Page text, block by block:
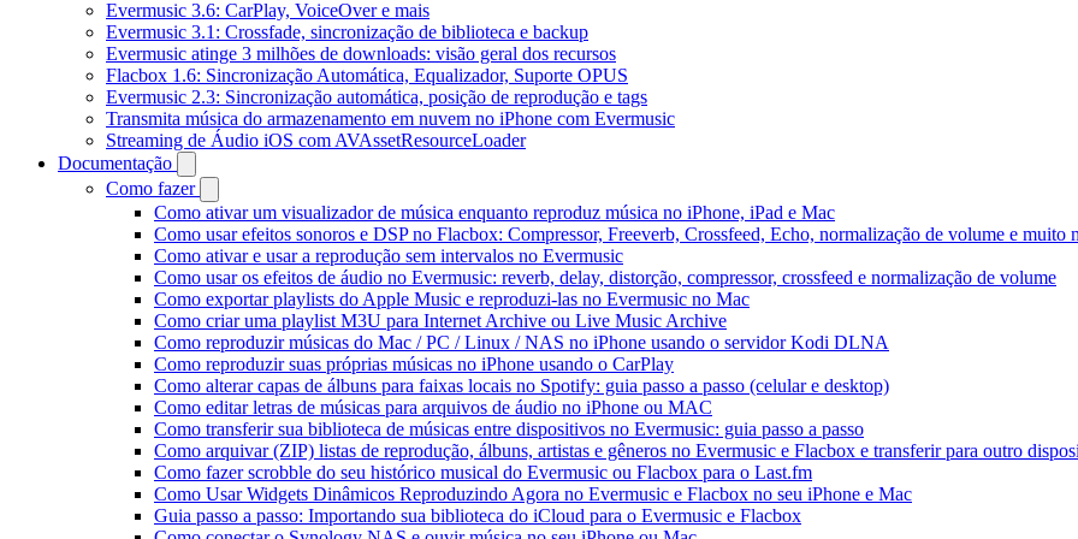
Evermusic 3.6: CarPlay, VoiceOver e mais
Evermusic 3.1: Crossfade, sincronização de biblioteca e backup
Evermusic atinge 3 milhões de downloads: visão geral dos recursos
Flacbox 1.6: Sincronização Automática, Equalizador, Suporte OPUS
Evermusic 2.3: Sincronização automática, posição de reprodução e tags
Transmita música do armazenamento em nuvem no iPhone com Evermusic
Streaming de Áudio iOS com AVAssetResourceLoader
Documentação
Como fazer
Como ativar um visualizador de música enquanto reproduz música no iPhone, iPad e Mac
Como usar efeitos sonoros e DSP no Flacbox: Compressor, Freeverb, Crossfeed, Echo, normalização de volume e muito
Como ativar e usar a reprodução sem intervalos no Evermusic
Como usar os efeitos de áudio no Evermusic: reverb, delay, distorção, compressor, crossfeed e normalização de volume
Como exportar playlists do Apple Music e reproduzi-las no Evermusic no Mac
Como criar uma playlist M3U para Internet Archive ou Live Music Archive
Como reproduzir músicas do Mac / PC / Linux / NAS no iPhone usando o servidor Kodi DLNA
Como reproduzir suas próprias músicas no iPhone usando o CarPlay
Como alterar capas de álbuns para faixas locais no Spotify: guia passo a passo (celular e desktop)
Como editar letras de músicas para arquivos de áudio no iPhone ou MAC
Como transferir sua biblioteca de músicas entre dispositivos no Evermusic: guia passo a passo
Como arquivar (ZIP) listas de reprodução, álbuns, artistas e gêneros no Evermusic e Flacbox e transferir para outro
Como fazer scrobble do seu histórico musical do Evermusic ou Flacbox para o Last.fm
Como Usar Widgets Dinâmicos Reproduzindo Agora no Evermusic e Flacbox no seu iPhone e Mac
Guia passo a passo: Importando sua biblioteca do iCloud para o Evermusic e Flacbox